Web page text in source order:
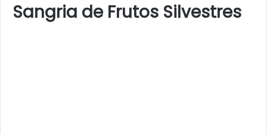
Sangria de Frutos Silvestres